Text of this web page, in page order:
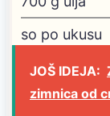
so po ukusu
JOŠ IDEJA:
zimnica od